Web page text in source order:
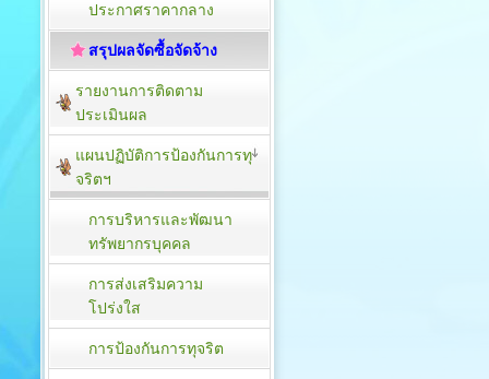
ประกาศราคากลาง
สรุปผลจัดซื้อจัดจ้าง
รายงานการติดตาม
ประเมิน​ผล
แผนปฏิบัติการป้องกันการทุ
จริตฯ
การบริหารและพัฒนา
ทรัพยากรบุคคล
การส่งเสริมความ
โปร่งใส
การป้องกันการทุจริต